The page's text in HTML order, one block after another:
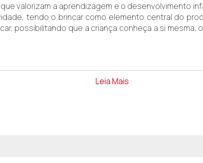
valorizam a aprendizagem e o desenvolvimento
tendo o brincar como elemento central do
possibilitando que a criança conheça a si
a disponibilidade. Também é possível
na tabela abaixo.
Leia Mais